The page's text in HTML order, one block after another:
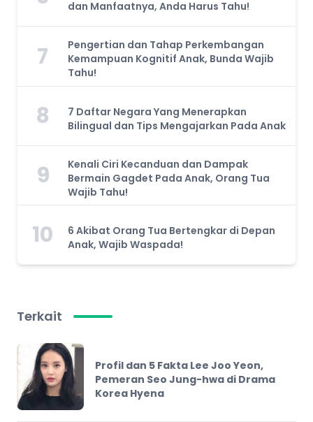
dan Manfaatnya, Anda Harus Tahu!
7
Pengertian dan Tahap Perkembangan
Kemampuan Kognitif Anak, Bunda Wajib
Tahu!
8
7 Daftar Negara Yang Menerapkan
Bilingual dan Tips Mengajarkan Pada Anak
9
Kenali Ciri Kecanduan dan Dampak
Bermain Gagdet Pada Anak, Orang Tua
Wajib Tahu!
10
6 Akibat Orang Tua Bertengkar di Depan
Anak, Wajib Waspada!
Terkait
Profil dan 5 Fakta Lee Joo Yeon,
Pemeran Seo Jung-hwa di Drama
Korea Hyena